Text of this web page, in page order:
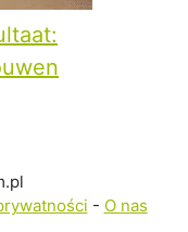
- O nas